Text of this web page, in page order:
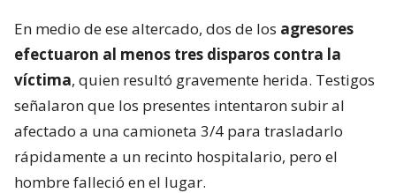
En medio de ese altercado, dos de los agresores
efectuaron al menos tres disparos contra la
víctima, quien resultó gravemente herida. Testigos
señalaron que los presentes intentaron subir al
afectado a una camioneta 3/4 para trasladarlo
rápidamente a un recinto hospitalario, pero el
hombre falleció en el lugar.